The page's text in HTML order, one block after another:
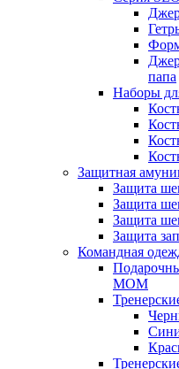
папа
Наборы
Защитная
Защита
Защита
Защита
Защита
Командная
MOM